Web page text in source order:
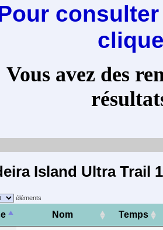
Vous avez des
Island Ultra Trail
éléments
Nom Temps